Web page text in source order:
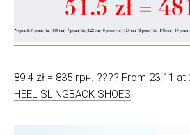
89.4 zł = 835 грн. ???? From 23.11 at
HEEL SLINGBACK SHOES